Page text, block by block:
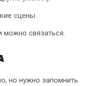
сцены.
можно связаться.
но нужно запомнить